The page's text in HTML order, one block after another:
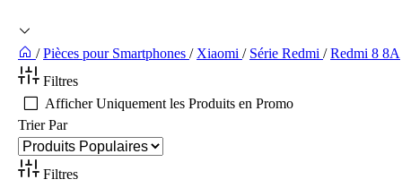
/ Pièces pour Smartphones / Xiaomi / Série Redmi / Redmi 8 8A
Filtres
Afficher Uniquement les Produits en Promo
Trier Par
Filtres